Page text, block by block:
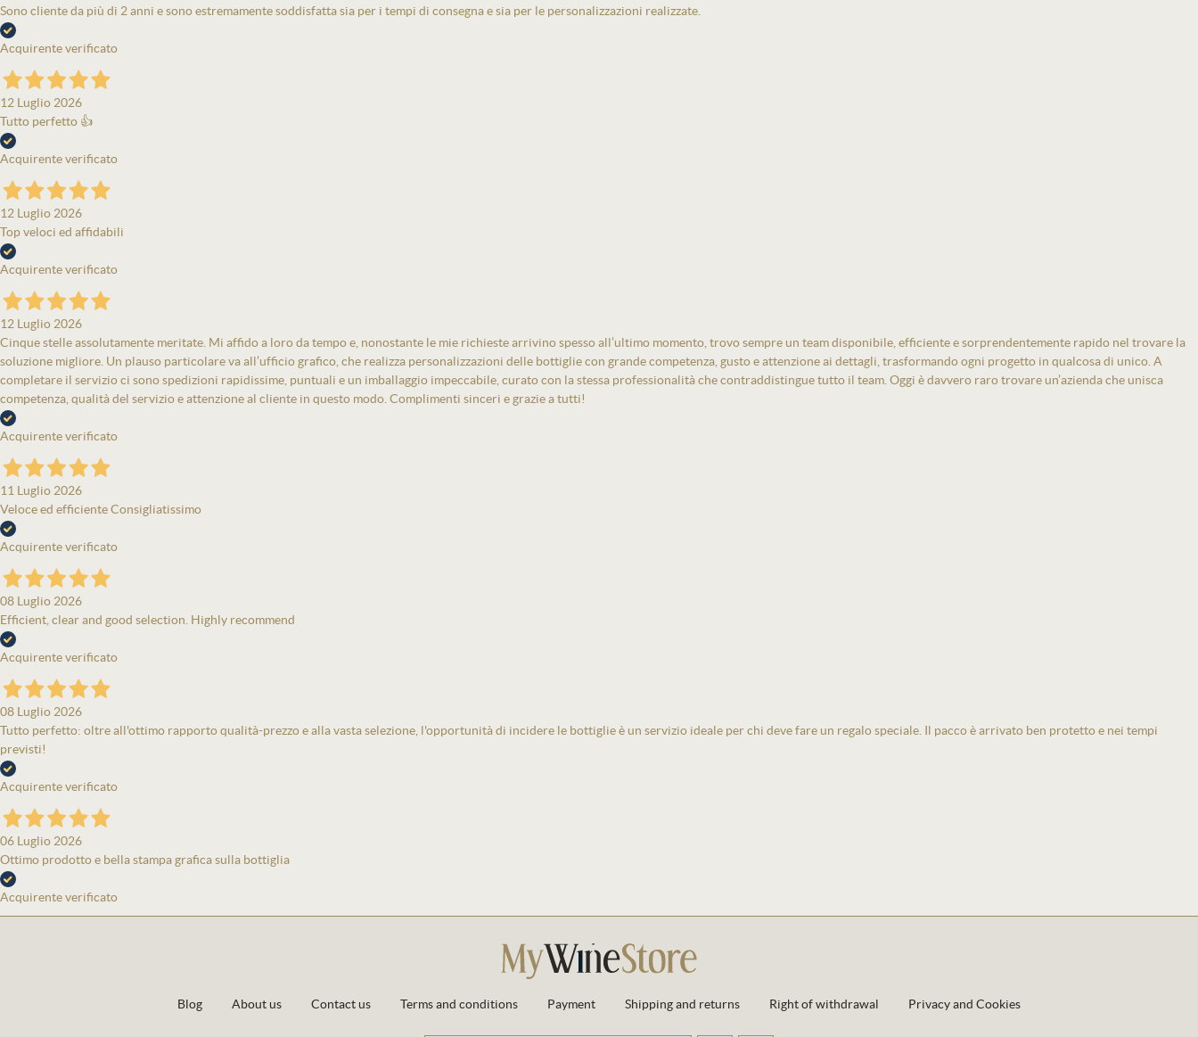
Sono cliente da più di 2 anni e sono estremamente soddisfatta sia per i tempi di consegna e sia per le personalizzazioni realizzate.
Acquirente verificato
12 Luglio 2026
Tutto perfetto 👍
Acquirente verificato
12 Luglio 2026
Top veloci ed affidabili
Acquirente verificato
12 Luglio 2026
Cinque stelle assolutamente meritate. Mi affido a loro da tempo e, nonostante le mie richieste arrivino spesso all’ultimo momento, trovo sempre un team disponibile, efficiente e sorprendentemente rapido nel trovare la
soluzione migliore. Un plauso particolare va all’ufficio grafico, che realizza personalizzazioni delle bottiglie con grande competenza, gusto e attenzione ai dettagli, trasformando ogni progetto in qualcosa di unico. A
completare il servizio ci sono spedizioni rapidissime, puntuali e un imballaggio impeccabile, curato con la stessa professionalità che contraddistingue tutto il team. Oggi è davvero raro trovare un’azienda che unisca
competenza, qualità del servizio e attenzione al cliente in questo modo. Complimenti sinceri e grazie a tutti!
Acquirente verificato
11 Luglio 2026
Veloce ed efficiente Consigliatissimo
Acquirente verificato
08 Luglio 2026
Efficient, clear and good selection. Highly recommend
Acquirente verificato
08 Luglio 2026
Tutto perfetto: oltre all'ottimo rapporto qualità-prezzo e alla vasta selezione, l'opportunità di incidere le bottiglie è un servizio ideale per chi deve fare un regalo speciale. Il pacco è arrivato ben protetto e nei tempi
previsti!
Acquirente verificato
06 Luglio 2026
Ottimo prodotto e bella stampa grafica sulla bottiglia
Acquirente verificato
Blog About us Contact us Terms and conditions Payment Shipping and returns Right of withdrawal Privacy and Cookies